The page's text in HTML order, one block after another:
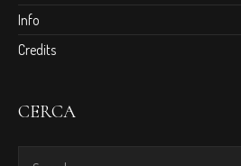
Info
Credits
CERCA